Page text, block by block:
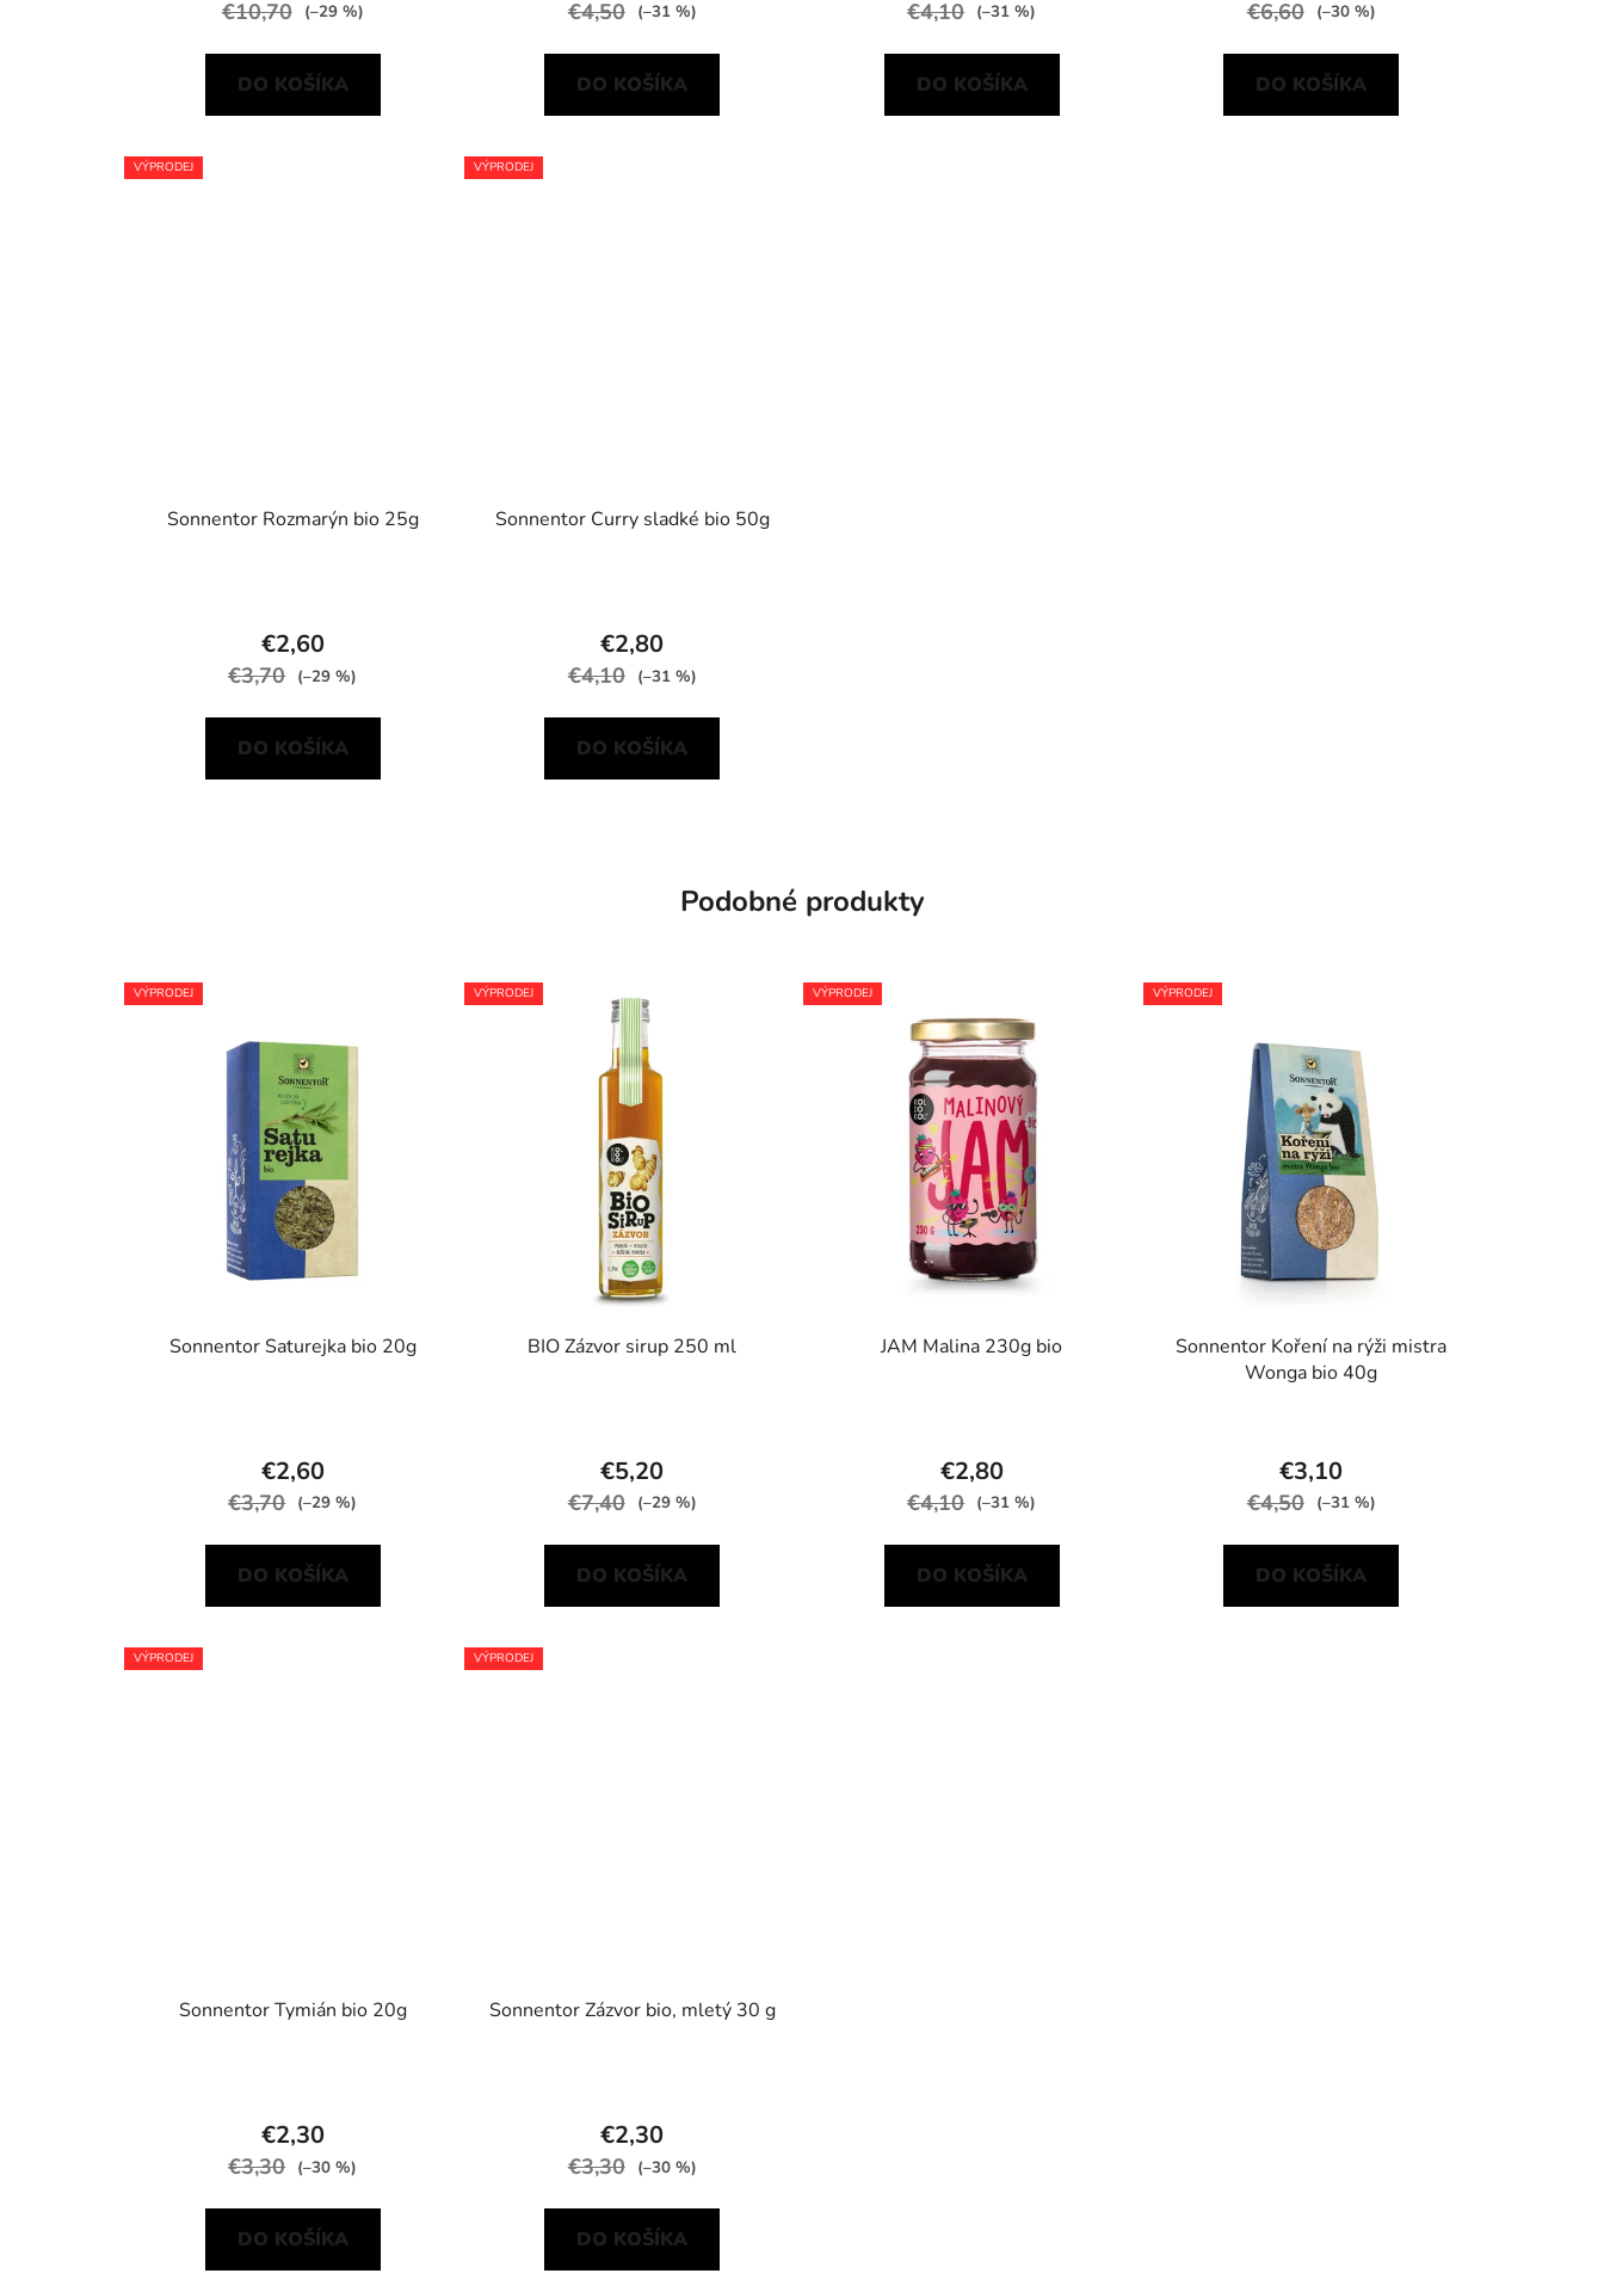
€10,70 (–29 %)
DO KOŠÍKA
€4,50 (–31 %)
DO KOŠÍKA
€4,10 (–31 %)
DO KOŠÍKA
€6,60 (–30 %)
DO KOŠÍKA
VÝPRODEJ
Sonnentor Rozmarýn bio 25g
€2,60
€3,70 (–29 %)
DO KOŠÍKA
VÝPRODEJ
Sonnentor Curry sladké bio 50g
€2,80
€4,10 (–31 %)
DO KOŠÍKA
Podobné produkty
VÝPRODEJ
Sonnentor Saturejka bio 20g
€2,60
€3,70 (–29 %)
DO KOŠÍKA
VÝPRODEJ
BIO Zázvor sirup 250 ml
€5,20
€7,40 (–29 %)
DO KOŠÍKA
VÝPRODEJ
JAM Malina 230g bio
€2,80
€4,10 (–31 %)
DO KOŠÍKA
VÝPRODEJ
Sonnentor Koření na rýži mistra
Wonga bio 40g
€3,10
€4,50 (–31 %)
DO KOŠÍKA
VÝPRODEJ
Sonnentor Tymián bio 20g
€2,30
€3,30 (–30 %)
DO KOŠÍKA
VÝPRODEJ
Sonnentor Zázvor bio, mletý 30 g
€2,30
€3,30 (–30 %)
DO KOŠÍKA